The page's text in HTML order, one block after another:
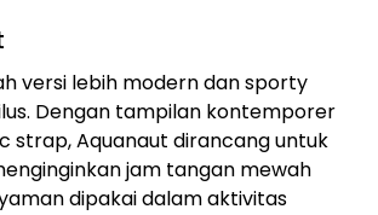
versi lebih modern dan sporty
Dengan tampilan kontemporer
strap, Aquanaut dirancang untuk
jam tangan mewah
dipakai dalam aktivitas